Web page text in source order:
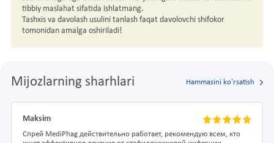
tibbiy maslahat sifatida ishlatmang.
Tashxis va davolash usulini tanlash faqat davolovchi shifokor
tomonidan amalga oshiriladi!
Mijozlarning sharhlari Hammasini ko'rsatish
Maksim
Спрей MediPhag действительно работает, рекомендую всем, кто